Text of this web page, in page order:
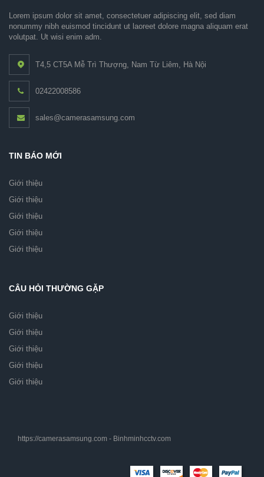
Lorem ipsum dolor sit amet, consectetuer adipiscing elit, sed diam
nonummy nibh euismod tincidunt ut laoreet dolore magna aliquam erat
volutpat. Ut wisi enim adm.
T4,5 CT5A Mễ Trì Thượng, Nam Từ Liêm, Hà Nội
02422008586
sales@camerasamsung.com
TIN BÁO MỚI
Giới thiệu
Giới thiệu
Giới thiệu
Giới thiệu
Giới thiệu
CÂU HỎI THƯỜNG GẶP
Giới thiệu
Giới thiệu
Giới thiệu
Giới thiệu
Giới thiệu
https://camerasamsung.com - Binhminhcctv.com